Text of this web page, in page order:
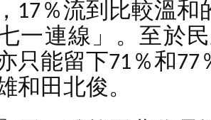
17％流到比較溫
一連線」。至於
只能留下71％和
和田北俊。